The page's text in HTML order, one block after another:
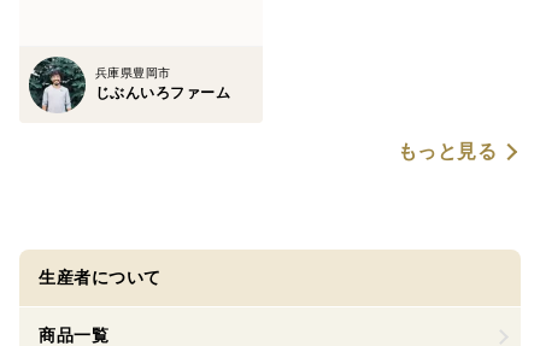
兵庫県豊岡市
じぶんいろファーム
もっと見る
生産者について
商品一覧